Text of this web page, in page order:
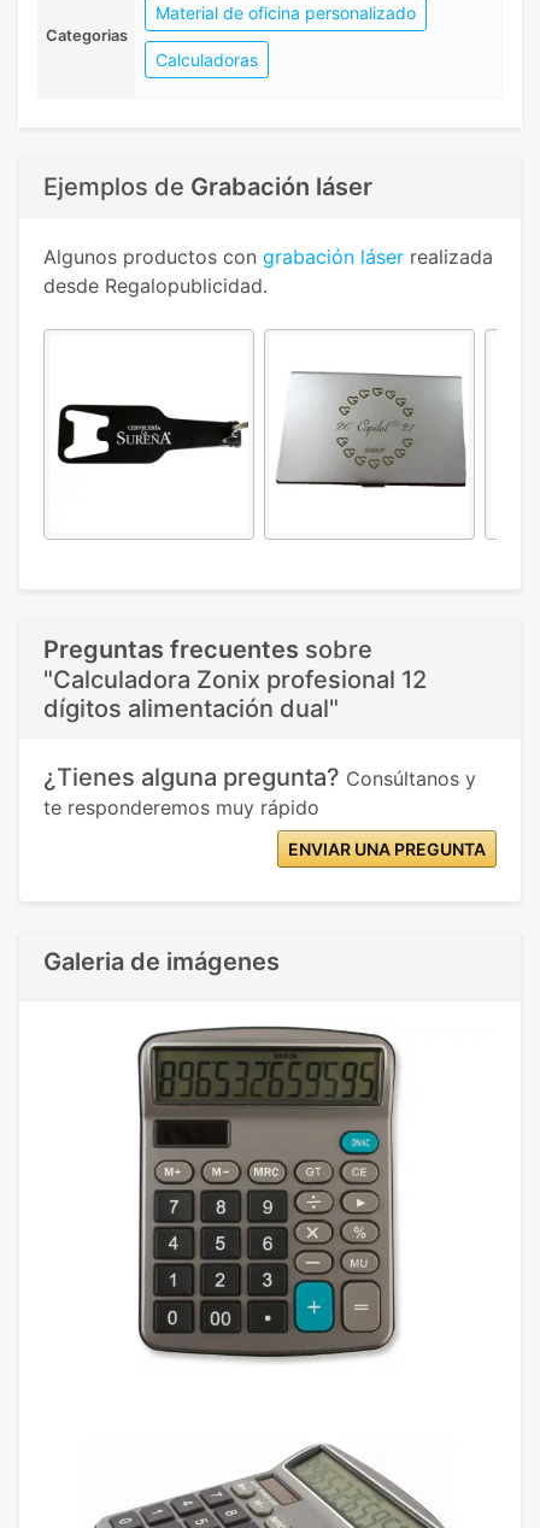
Categorias
Material de oficina personalizado
Calculadoras
Ejemplos de Grabación láser
Algunos productos con grabación láser realizada
desde Regalopublicidad.
Preguntas frecuentes sobre
"Calculadora Zonix profesional 12
dígitos alimentación dual"
¿Tienes alguna pregunta? Consúltanos y
te responderemos muy rápido
ENVIAR UNA PREGUNTA
Galeria de imágenes